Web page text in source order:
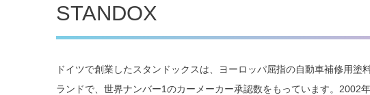
STANDOX
ドイツで創業したスタンドックスは、ヨーロッパ屈指の自動車補修用塗
ランドで、世界ナンバー1のカーメーカー承認数をもっています。2002